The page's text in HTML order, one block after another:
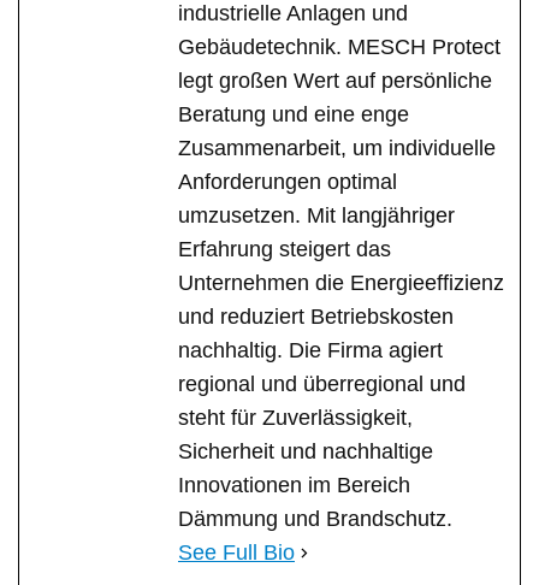
industrielle Anlagen und
Gebäudetechnik. MESCH Protect
legt großen Wert auf persönliche
Beratung und eine enge
Zusammenarbeit, um individuelle
Anforderungen optimal
umzusetzen. Mit langjähriger
Erfahrung steigert das
Unternehmen die Energieeffizienz
und reduziert Betriebskosten
nachhaltig. Die Firma agiert
regional und überregional und
steht für Zuverlässigkeit,
Sicherheit und nachhaltige
Innovationen im Bereich
Dämmung und Brandschutz.
See Full Bio